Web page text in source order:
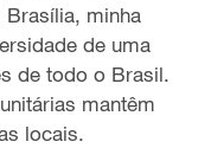
minha
de uma
de todo o Brasil.
mantêm
locais.